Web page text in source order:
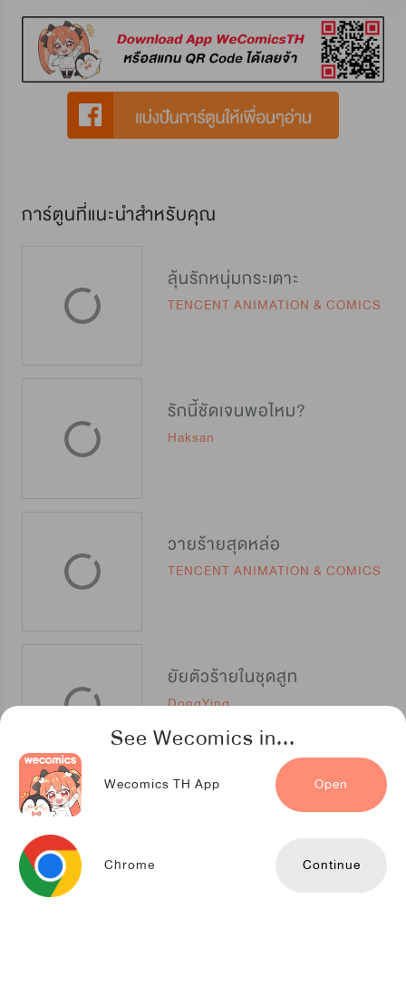
See Wecomics in...
Wecomics TH App Open
Chrome Continue
การ์ตูนที่แนะนำสำหรับคุณ
ลุ้นรักหนุ่มกระเตาะ
TENCENT ANIMATION & COMICS
รักนี้ชัดเจนพอไหม?
Haksan
วายร้ายสุดหล่อ
TENCENT ANIMATION & COMICS
ยัยตัวร้ายในชุดสูท
DongYing
ต้นฉบับรัก มัดใจนาย บ.ก.